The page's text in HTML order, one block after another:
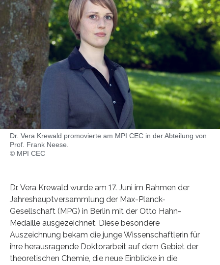
Dr. Vera Krewald promovierte am MPI CEC in der Abteilung von
Prof. Frank Neese.
© MPI CEC
Dr. Vera Krewald wurde am 17. Juni im Rahmen der
Jahreshauptversammlung der Max-Planck-
Gesellschaft (MPG) in Berlin mit der Otto Hahn-
Medaille ausgezeichnet. Diese besondere
Auszeichnung bekam die junge Wissenschaftlerin für
ihre herausragende Doktorarbeit auf dem Gebiet der
theoretischen Chemie, die neue Einblicke in die